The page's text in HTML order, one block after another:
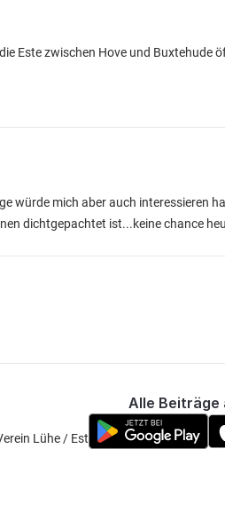
Este zwischen Hove und Buxtehude
würde mich aber auch interessieren
dichtgepachtet ist...keine chance
Lühe / Este.
Alle Beiträge